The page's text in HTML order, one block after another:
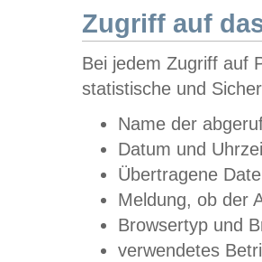
Zugriff auf
Bei jedem Zugriff auf
statistische und
Name der
Datum und
Übertragene
Meldung, ob der
Browsertyp und
verwendetes